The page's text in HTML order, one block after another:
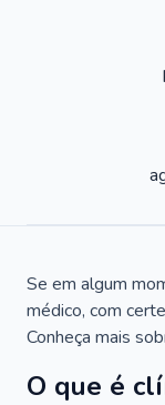
Se em algum
médico, com
Conheça mais
O que é